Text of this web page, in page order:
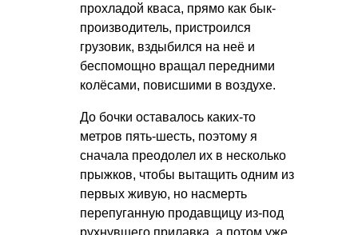
прохладой кваса, прямо как бык-
производитель, пристроился
грузовик, вздыбился на неё и
беспомощно вращал передними
колёсами, повисшими в воздухе.
До бочки оставалось каких-то
метров пять-шесть, поэтому я
сначала преодолел их в несколько
прыжков, чтобы вытащить одним из
первых живую, но насмерть
перепуганную продавщицу из-под
рухнувшего прилавка, а потом уже